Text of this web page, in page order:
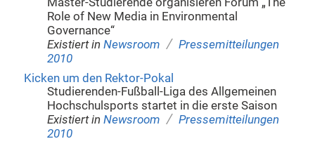
Role of New Media in Environmental
Governance“
Existiert in Newsroom / Pressemitteilungen
2010
Kicken um den Rektor-Pokal
Studierenden-Fußball-Liga des Allgemeinen
Hochschulsports startet in die erste Saison
Existiert in Newsroom / Pressemitteilungen
2010